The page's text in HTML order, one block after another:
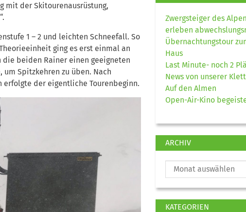
mit der Skitourenausrüstung,
1 – 2 und leichten Schneefall. So
ging es erst einmal an
die beiden Rainer einen geeigneten
Spitzkehren zu üben. Nach
erfolgte der eigentliche Tourenbeginn.
Zwergsteiger des
erleben
Übernachtungstour
Haus
Last Minute- noch 2
News von unserer
Auf den Almen
Open-Air-Kino
ARCHIV
KATEGORIEN